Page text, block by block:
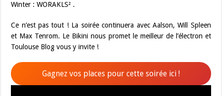
Winter : WORAKLS² .
Ce n’est pas tout ! La soirée continuera avec Aalson, Will Spleen
et Max Tenrom. Le Bikini nous promet le meilleur de l’électron et
Toulouse Blog vous y invite !
Gagnez vos places pour cette soirée ici !